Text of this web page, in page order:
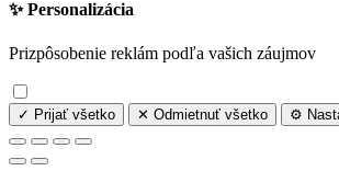
✨ Personalizácia
Prizpôsobenie reklám podľa vašich záujmov
✓ Prijať všetko ✕ Odmietnuť všetko ⚙️